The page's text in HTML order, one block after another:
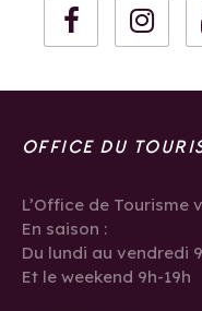
OFFICE DU
L’Office de Tourisme
En saison :
Du lundi au vendredi
Et le weekend 9h-19h